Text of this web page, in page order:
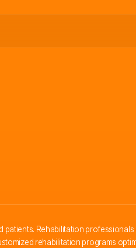
patients. Rehabilitation professionals
rehabilitation programs